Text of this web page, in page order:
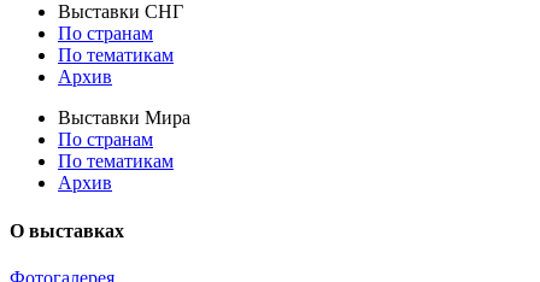
Выставки СНГ
По странам
По тематикам
Архив
Выставки Мира
По странам
По тематикам
Архив
О выставках
Фотогалерея